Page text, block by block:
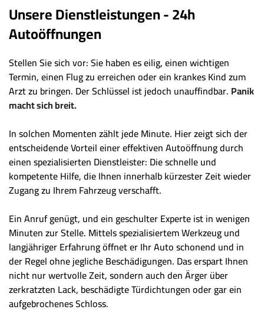
Unsere Dienstleistungen - 24h
Autoöffnungen
Stellen Sie sich vor: Sie haben es eilig, einen wichtigen
Termin, einen Flug zu erreichen oder ein krankes Kind zum
Arzt zu bringen. Der Schlüssel ist jedoch unauffindbar. Panik
macht sich breit.
In solchen Momenten zählt jede Minute. Hier zeigt sich der
entscheidende Vorteil einer effektiven Autoöffnung durch
einen spezialisierten Dienstleister: Die schnelle und
kompetente Hilfe, die Ihnen innerhalb kürzester Zeit wieder
Zugang zu Ihrem Fahrzeug verschafft.
Ein Anruf genügt, und ein geschulter Experte ist in wenigen
Minuten zur Stelle. Mittels spezialisiertem Werkzeug und
langjähriger Erfahrung öffnet er Ihr Auto schonend und in
der Regel ohne jegliche Beschädigungen. Das erspart Ihnen
nicht nur wertvolle Zeit, sondern auch den Ärger über
zerkratzten Lack, beschädigte Türdichtungen oder gar ein
aufgebrochenes Schloss.